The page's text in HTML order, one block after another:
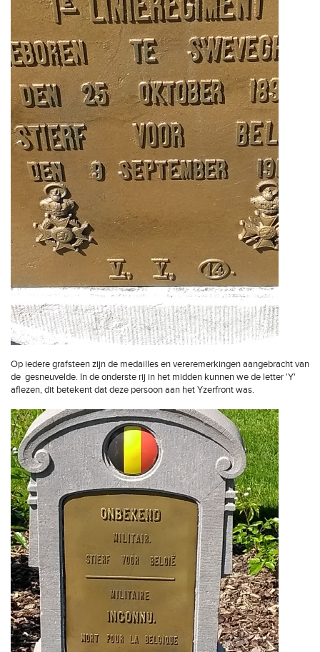
Op iedere grafsteen zijn de medailles en vereremerkingen aangebracht van
de gesneuvelde. In de onderste rij in het midden kunnen we de letter 'Y'
aflezen, dit betekent dat deze persoon aan het Yzerfront was.